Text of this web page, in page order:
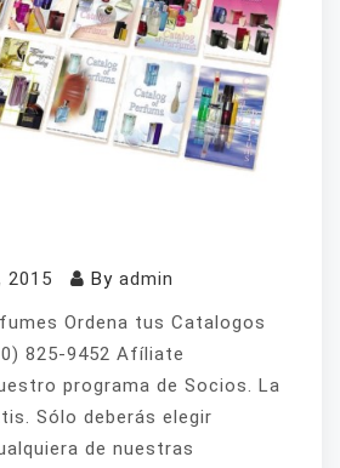
2015 By admin
Ordena tus Catalogos
825-9452 Afíliate
programa de Socios. La
Sólo deberás elegir
de nuestras